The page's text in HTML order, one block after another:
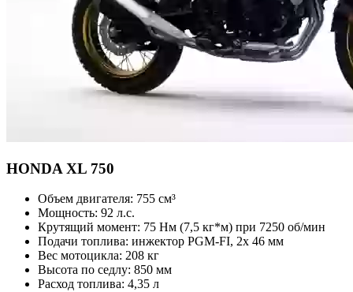
HONDA XL 750
Объем двигателя: 755 см³
Мощность: 92 л.с.
Крутящий момент: 75 Нм (7,5 кг*м) при 7250 об/мин
Подачи топлива: инжектор PGM-FI, 2x 46 мм
Вес мотоцикла: 208 кг
Высота по седлу: 850 мм
Расход топлива: 4,35 л